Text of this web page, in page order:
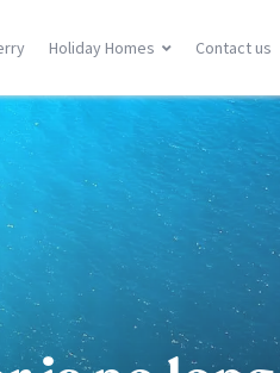
Holiday Homes
Greek Islands
Zante
Samos
Crete
Mykonos
Santorini
Corfu
All locations
Gran
Tenerife
All
Contact us